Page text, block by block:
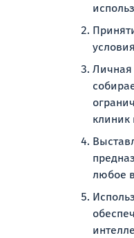
Личная
клиник
любое